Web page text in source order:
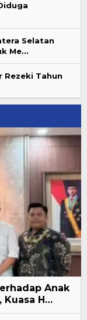
Selatan
Me…
Rezeki Tahun
Anak
Kuasa H…